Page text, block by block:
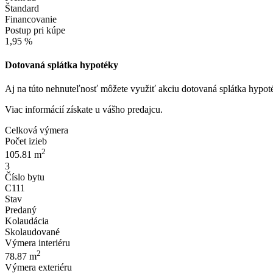
Štandard
Financovanie
Postup pri kúpe
1,95 %
Dotovaná splátka hypotéky
Aj na túto nehnuteľnosť môžete využiť akciu dotovaná splátka
Viac informácií získate u vášho predajcu.
Celková výmera
Počet izieb
105.81 m2
3
Číslo bytu
C111
Stav
Predaný
Kolaudácia
Skolaudované
Výmera interiéru
78.87 m2
Výmera exteriéru